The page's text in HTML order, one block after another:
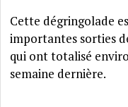
Cette dégringolade
importantes sorties
qui ont totalisé
semaine dernière.